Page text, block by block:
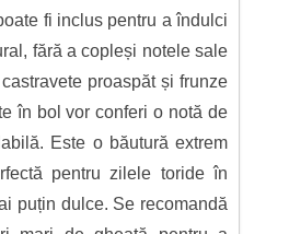
fi inclus pentru a îndulci
fără a copleși notele sale
proaspăt și frunze
în bol vor conferi o notă de
Este o băutură extrem
pentru zilele toride în
puțin dulce. Se recomandă